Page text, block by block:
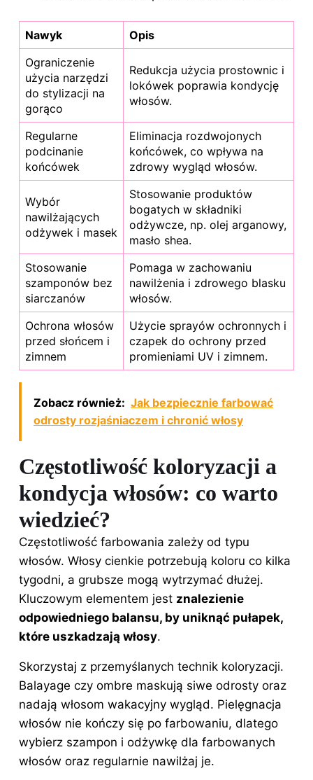
Nawyk
Opis
Ograniczenie
użycia narzędzi
do stylizacji na
gorąco
Redukcja użycia prostownic i
lokówek poprawia kondycję
włosów.
Regularne
podcinanie
końcówek
Eliminacja rozdwojonych
końcówek, co wpływa na
zdrowy wygląd włosów.
Wybór
nawilżających
odżywek i masek
Stosowanie produktów
bogatych w składniki
odżywcze, np. olej arganowy,
masło shea.
Stosowanie
szamponów bez
siarczanów
Pomaga w zachowaniu
nawilżenia i zdrowego blasku
włosów.
Ochrona włosów
przed słońcem i
zimnem
Użycie sprayów ochronnych i
czapek do ochrony przed
promieniami UV i zimnem.
Zobacz również: Jak bezpiecznie farbować
odrosty rozjaśniaczem i chronić włosy
Częstotliwość koloryzacji a
kondycja włosów: co warto
wiedzieć?
Częstotliwość farbowania zależy od typu
włosów. Włosy cienkie potrzebują koloru co kilka
tygodni, a grubsze mogą wytrzymać dłużej.
Kluczowym elementem jest znalezienie
odpowiedniego balansu, by uniknąć pułapek,
które uszkadzają włosy.
Skorzystaj z przemyślanych technik koloryzacji.
Balayage czy ombre maskują siwe odrosty oraz
nadają włosom wakacyjny wygląd. Pielęgnacja
włosów nie kończy się po farbowaniu, dlatego
wybierz szampon i odżywkę dla farbowanych
włosów oraz regularnie nawilżaj je.